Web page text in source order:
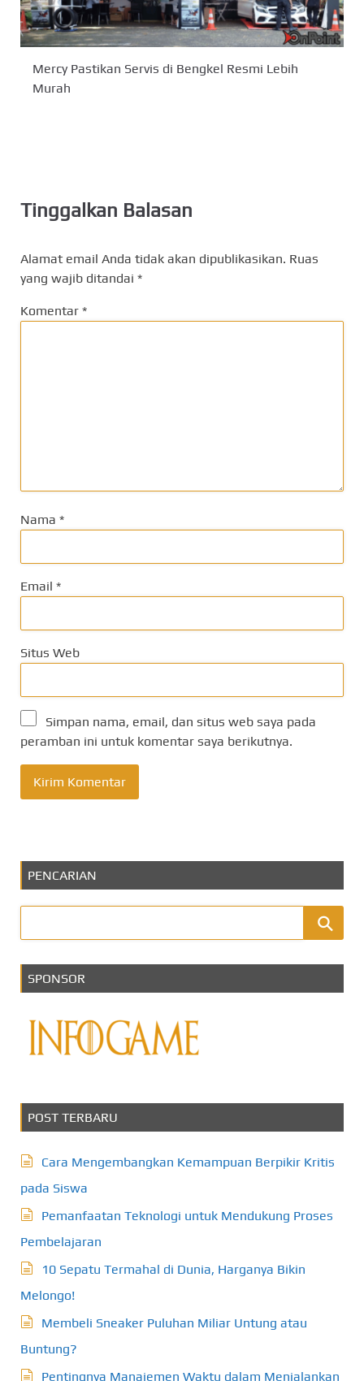
Mercy Pastikan Servis di Bengkel Resmi Lebih
Murah
Tinggalkan Balasan
Alamat email Anda tidak akan dipublikasikan. Ruas
yang wajib ditandai *
Komentar *
Nama *
Email *
Situs Web
Simpan nama, email, dan situs web saya pada
peramban ini untuk komentar saya berikutnya.
PENCARIAN
SPONSOR
POST TERBARU
Cara Mengembangkan Kemampuan Berpikir Kritis
pada Siswa
Pemanfaatan Teknologi untuk Mendukung Proses
Pembelajaran
10 Sepatu Termahal di Dunia, Harganya Bikin
Melongo!
Membeli Sneaker Puluhan Miliar Untung atau
Buntung?
Pentingnya Manajemen Waktu dalam Menjalankan